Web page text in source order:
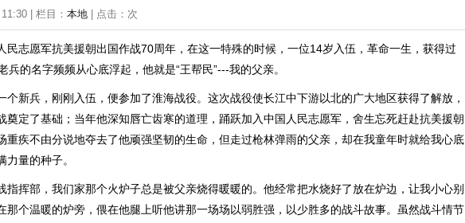
| 栏目： 本地 | 点击： 次
民志愿军抗美援朝出国作战70周年，在这一特殊的时候，一位14岁入伍，革命一生，获得过
兵的名字频频从心底浮起，他就是“王帮民”---我的父亲。
个新兵，刚刚入伍，便参加了淮海战役。这次战役使长江中下游以北的广大地区获得了解放，
奠定了基础；当年他深知唇亡齿寒的道理，踊跃加入中国人民志愿军，舍生忘死赶赴抗美援朝
疾不由分说地夺去了他顽强坚韧的生命，但走过枪林弹雨的父亲，却在我童年时就给我心底
力量的种子。
指挥部，我们家那个火炉子总是被父亲烧得暖暖的。他经常把水烧好了放在炉边，让我小心别
那个温暖的炉旁，偎在他腿上听他讲那一场场以弱胜强，以少胜多的战斗故事。虽然战斗情节